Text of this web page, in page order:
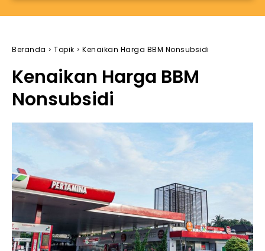
Beranda Topik Kenaikan Harga BBM Nonsubsidi
Kenaikan Harga BBM
Nonsubsidi